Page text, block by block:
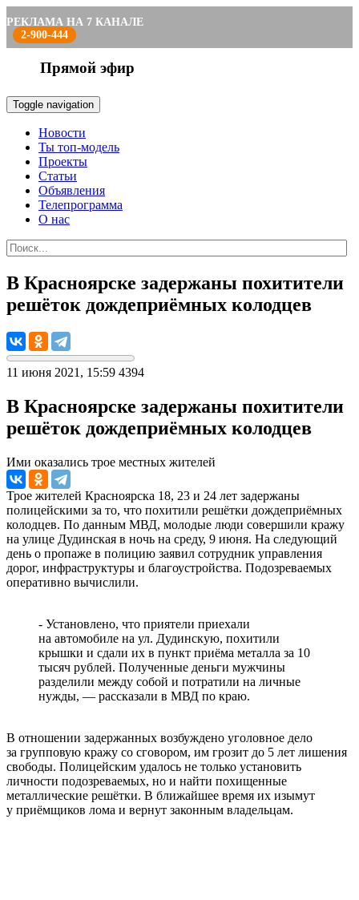
РЕКЛАМА НА 7 КАНАЛЕ
2-900-444
Прямой эфир
Toggle navigation
Новости
Ты топ-модель
Проекты
Статьи
Объявления
Телепрограмма
О нас
В Красноярске задержаны похитители
решёток дождеприёмных колодцев
11 июня 2021, 15:59 4394
В Красноярске задержаны похитители
решёток дождеприёмных колодцев
Ими оказались трое местных жителей
Трое жителей Красноярска 18, 23 и 24 лет задержаны
полицейскими за то, что похитили решётки дождеприёмных
колодцев. По данным МВД, молодые люди совершили кражу
на улице Дудинская в ночь на среду, 9 июня. На следующий
день о пропаже в полицию заявил сотрудник управления
дорог, инфраструктуры и благоустройства. Подозреваемых
оперативно вычислили.
- Установлено, что приятели приехали
на автомобиле на ул. Дудинскую, похитили
крышки и сдали их в пункт приёма металла за 10
тысяч рублей. Полученные деньги мужчины
разделили между собой и потратили на личные
нужды, — рассказали в МВД по краю.
В отношении задержанных возбуждено уголовное дело
за групповую кражу со сговором, им грозит до 5 лет лишения
свободы. Полицейским удалось не только установить
личности подозреваемых, но и найти похищенные
металлические решётки. В ближайшее время их изымут
у приёмщиков лома и вернут законным владельцам.